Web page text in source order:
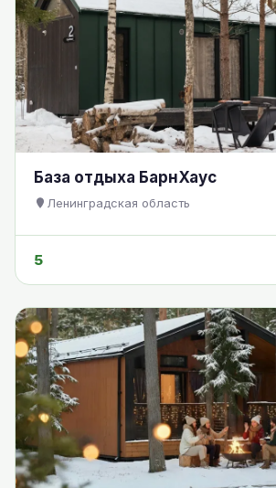
База отдыха БарнХаус
Ленинградская область
5